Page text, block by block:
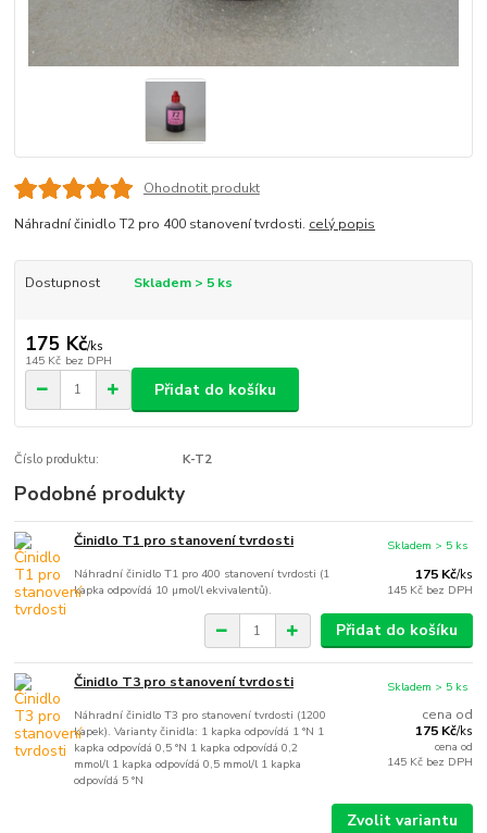
Ohodnotit produkt
Náhradní činidlo T2 pro 400 stanovení tvrdosti. celý popis
Dostupnost Skladem > 5 ks
175 Kč/ks
145 Kč bez DPH
Přidat do košíku
Číslo produktu: K-T2
Podobné produkty
Činidlo T1 pro stanovení tvrdosti
Náhradní činidlo T1 pro 400 stanovení tvrdosti (1
kapka odpovídá 10 µmol/l ekvivalentů).
175 Kč/ks
145 Kč bez DPH
Skladem > 5 ks
Přidat do košíku
Činidlo T3 pro stanovení tvrdosti
Náhradní činidlo T3 pro stanovení tvrdosti (1200
kapek). Varianty činidla: 1 kapka odpovídá 1 °N 1
kapka odpovídá 0,5 °N 1 kapka odpovídá 0,2
mmol/l 1 kapka odpovídá 0,5 mmol/l 1 kapka
odpovídá 5 °N
cena od
175 Kč/ks
cena od
145 Kč bez DPH
Skladem > 5 ks
Zvolit variantu